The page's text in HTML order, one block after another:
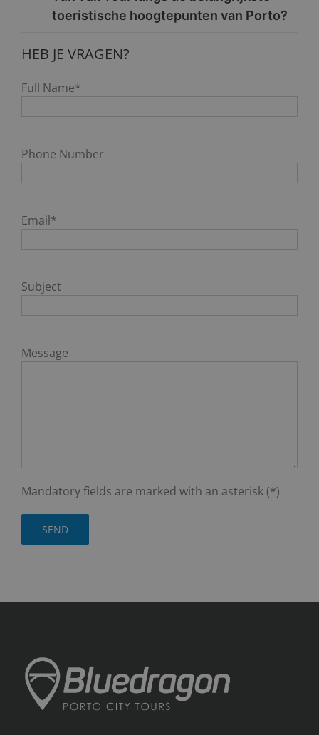
toeristische hoogtepunten van Porto?
HEB JE VRAGEN?
Full Name*
Phone Number
Email*
Subject
Message
Mandatory fields are marked with an asterisk (*)